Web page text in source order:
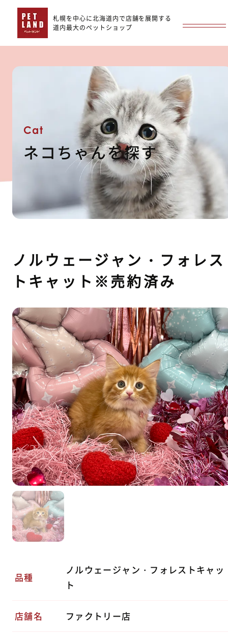
札幌を中心に北海道内で店舗を展開する
道内最大のペットショップ
Cat
ネコちゃんを探す
ノルウェージャン・フォレス
トキャット※売約済み
品種
ノルウェージャン・フォレストキャッ
ト
店舗名 ファクトリー店